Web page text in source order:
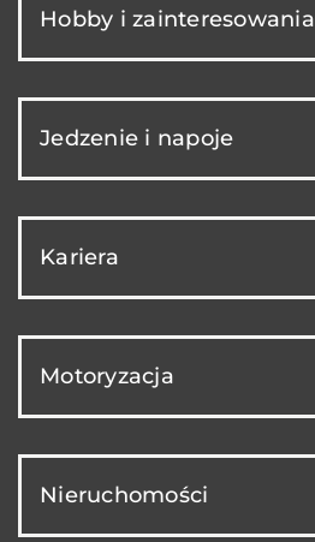
Hobby i zainteresowania
Jedzenie i napoje
Kariera
Motoryzacja
Nieruchomości